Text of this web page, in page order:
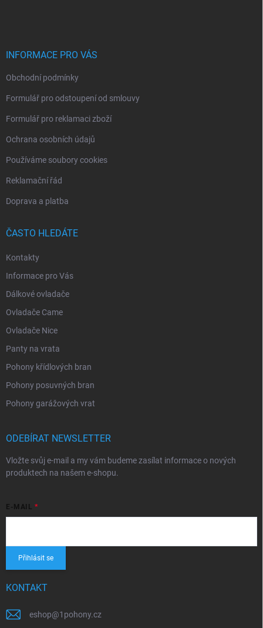
INFORMACE PRO VÁS
Obchodní podmínky
Formulář pro odstoupení od smlouvy
Formulář pro reklamaci zboží
Ochrana osobních údajů
Používáme soubory cookies
Reklamační řád
Doprava a platba
ČASTO HLEDÁTE
Kontakty
Informace pro Vás
Dálkové ovladače
Ovladače Came
Ovladače Nice
Panty na vrata
Pohony křídlových bran
Pohony posuvných bran
Pohony garážových vrat
ODEBÍRAT NEWSLETTER
Vložte svůj e-mail a my vám budeme zasílat informace o nových
produktech na našem e-shopu.
E-MAIL
Přihlásit se
KONTAKT
eshop@1pohony.cz